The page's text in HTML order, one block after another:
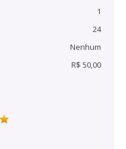
1
24
Nenhum
R$ 50,00